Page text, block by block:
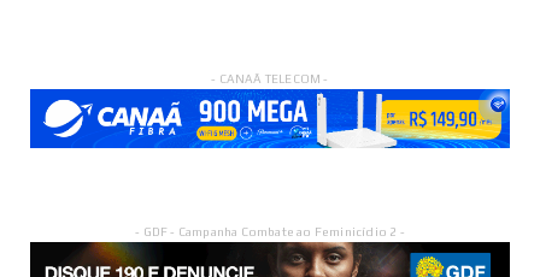
- CANAÃ TELECOM -
- GDF - Campanha Combate ao Feminicídio 2 -